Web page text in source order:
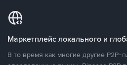
Маркетплейс локального и
В то время как многие другие